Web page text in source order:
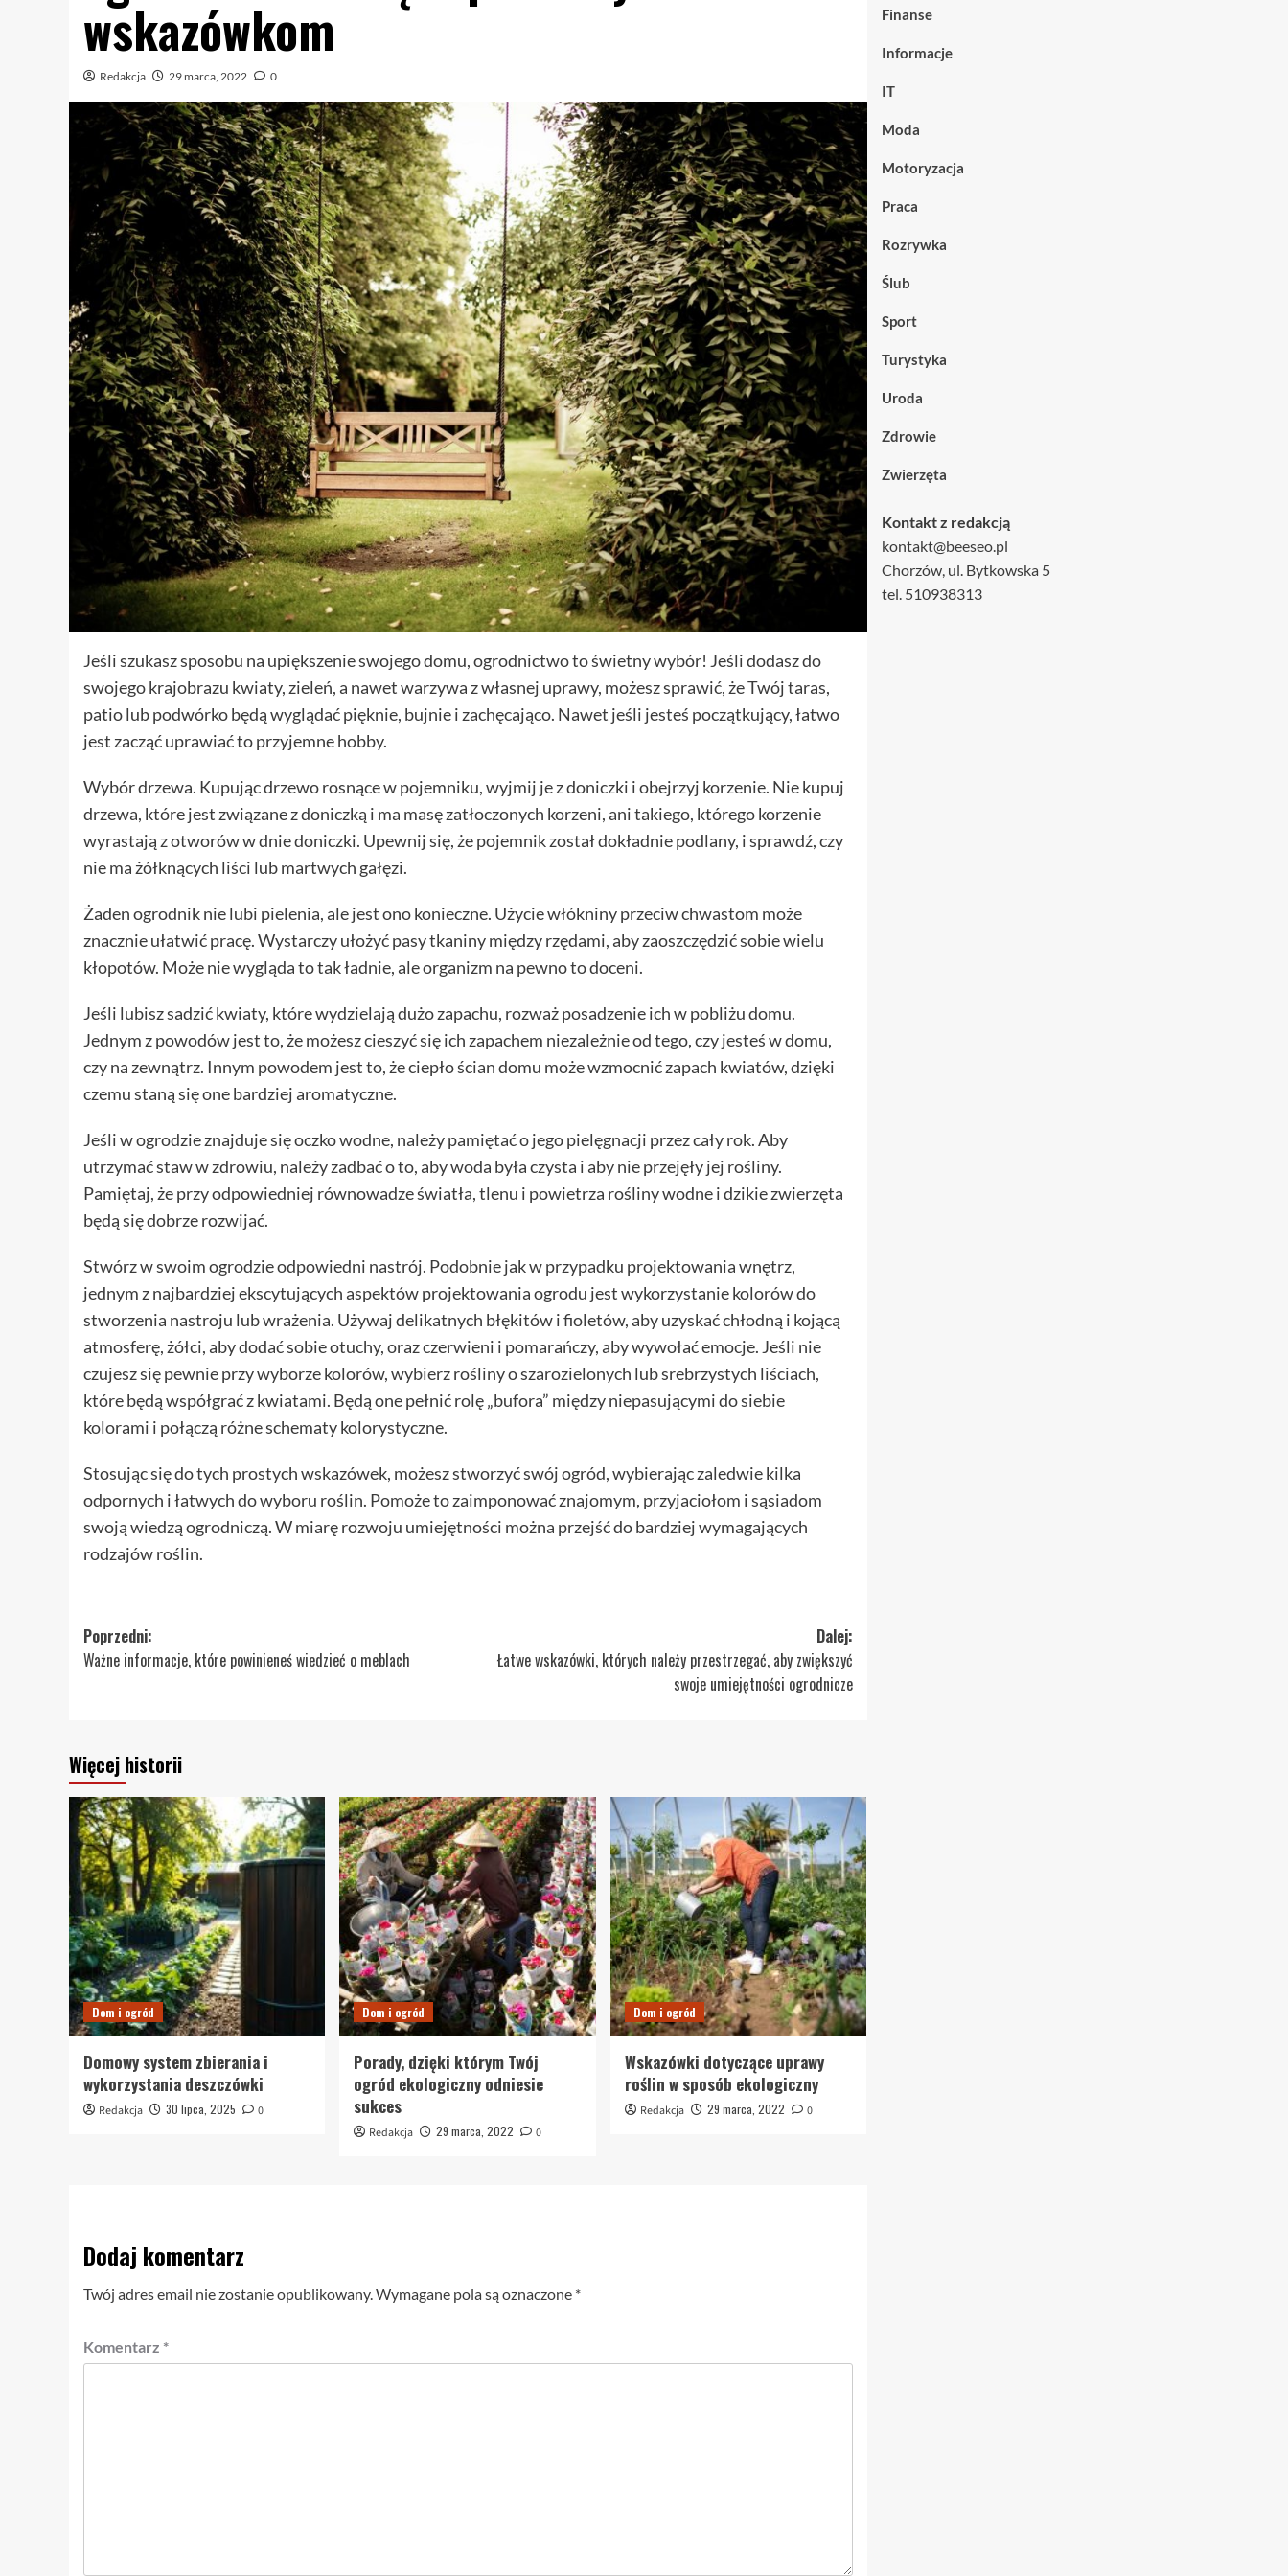
wskazówkom
Redakcja 29 marca, 2022 0
Jeśli szukasz sposobu na upiększenie swojego domu, ogrodnictwo to świetny wybór! Jeśli dodasz do
swojego krajobrazu kwiaty, zieleń, a nawet warzywa z własnej uprawy, możesz sprawić, że Twój taras,
patio lub podwórko będą wyglądać pięknie, bujnie i zachęcająco. Nawet jeśli jesteś początkujący, łatwo
jest zacząć uprawiać to przyjemne hobby.
Wybór drzewa. Kupując drzewo rosnące w pojemniku, wyjmij je z doniczki i obejrzyj korzenie. Nie kupuj
drzewa, które jest związane z doniczką i ma masę zatłoczonych korzeni, ani takiego, którego korzenie
wyrastają z otworów w dnie doniczki. Upewnij się, że pojemnik został dokładnie podlany, i sprawdź, czy
nie ma żółknących liści lub martwych gałęzi.
Żaden ogrodnik nie lubi pielenia, ale jest ono konieczne. Użycie włókniny przeciw chwastom może
znacznie ułatwić pracę. Wystarczy ułożyć pasy tkaniny między rzędami, aby zaoszczędzić sobie wielu
kłopotów. Może nie wygląda to tak ładnie, ale organizm na pewno to doceni.
Jeśli lubisz sadzić kwiaty, które wydzielają dużo zapachu, rozważ posadzenie ich w pobliżu domu.
Jednym z powodów jest to, że możesz cieszyć się ich zapachem niezależnie od tego, czy jesteś w domu,
czy na zewnątrz. Innym powodem jest to, że ciepło ścian domu może wzmocnić zapach kwiatów, dzięki
czemu staną się one bardziej aromatyczne.
Jeśli w ogrodzie znajduje się oczko wodne, należy pamiętać o jego pielęgnacji przez cały rok. Aby
utrzymać staw w zdrowiu, należy zadbać o to, aby woda była czysta i aby nie przejęły jej rośliny.
Pamiętaj, że przy odpowiedniej równowadze światła, tlenu i powietrza rośliny wodne i dzikie zwierzęta
będą się dobrze rozwijać.
Stwórz w swoim ogrodzie odpowiedni nastrój. Podobnie jak w przypadku projektowania wnętrz,
jednym z najbardziej ekscytujących aspektów projektowania ogrodu jest wykorzystanie kolorów do
stworzenia nastroju lub wrażenia. Używaj delikatnych błękitów i fioletów, aby uzyskać chłodną i kojącą
atmosferę, żółci, aby dodać sobie otuchy, oraz czerwieni i pomarańczy, aby wywołać emocje. Jeśli nie
czujesz się pewnie przy wyborze kolorów, wybierz rośliny o szarozielonych lub srebrzystych liściach,
które będą współgrać z kwiatami. Będą one pełnić rolę „bufora” między niepasującymi do siebie
kolorami i połączą różne schematy kolorystyczne.
Stosując się do tych prostych wskazówek, możesz stworzyć swój ogród, wybierając zaledwie kilka
odpornych i łatwych do wyboru roślin. Pomoże to zaimponować znajomym, przyjaciołom i sąsiadom
swoją wiedzą ogrodniczą. W miarę rozwoju umiejętności można przejść do bardziej wymagających
rodzajów roślin.
Zobacz
wpisy
Poprzedni:
Ważne informacje, które powinieneś wiedzieć o meblach
Dalej:
Łatwe wskazówki, których należy przestrzegać, aby zwiększyć
swoje umiejętności ogrodnicze
Więcej historii
Dom i ogród
Domowy system zbierania i
wykorzystania deszczówki
Redakcja 30 lipca, 2025 0
Dom i ogród
Porady, dzięki którym Twój
ogród ekologiczny odniesie
sukces
Redakcja 29 marca, 2022 0
Dom i ogród
Wskazówki dotyczące uprawy
roślin w sposób ekologiczny
Redakcja 29 marca, 2022 0
Dodaj komentarz
Twój adres email nie zostanie opublikowany.Wymagane pola są oznaczone *
Komentarz *
Finanse
Informacje
IT
Moda
Motoryzacja
Praca
Rozrywka
Ślub
Sport
Turystyka
Uroda
Zdrowie
Zwierzęta
Kontakt z redakcją
kontakt@beeseo.pl
Chorzów, ul. Bytkowska 5
tel. 510938313